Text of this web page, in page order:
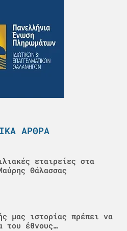
ΆΡΘΡΑ
εταιρείες στα
Θάλασσας
μας ιστορίας πρέπει να
του έθνους…